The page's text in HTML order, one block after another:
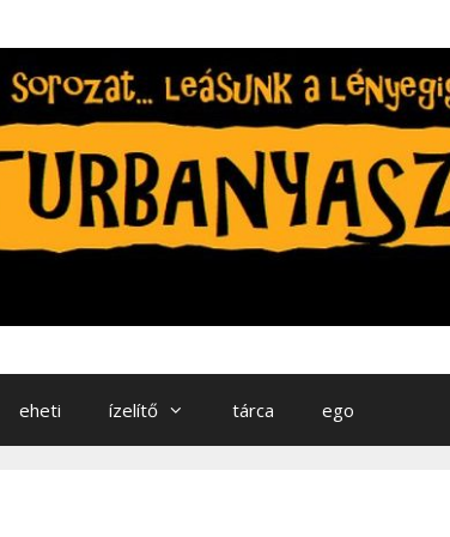
eheti ízelítő tárca ego